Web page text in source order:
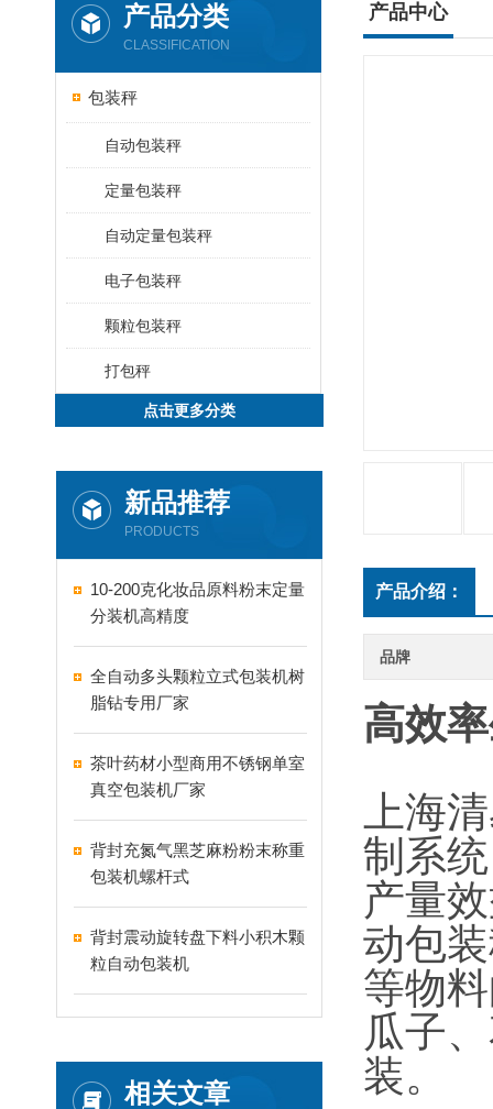
产品分类
CLASSIFICATION
包装秤
自动包装秤
定量包装秤
自动定量包装秤
电子包装秤
颗粒包装秤
打包秤
点击更多分类
新品推荐
PRODUCTS
10-200克化妆品原料粉末定量
分装机高精度
全自动多头颗粒立式包装机树
脂钻专用厂家
茶叶药材小型商用不锈钢单室
真空包装机厂家
背封充氮气黑芝麻粉粉末称重
包装机螺杆式
背封震动旋转盘下料小积木颗
粒自动包装机
相关文章
产品中心
产品介绍：
品牌
高效
上海
制系
产量
动包
等物
瓜子
装。